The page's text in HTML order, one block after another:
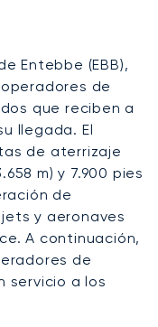
Entebbe (EBB),
de
que reciben a
llegada. El
de aterrizaje
m) y 7.900 pies
de
y aeronaves
A continuación,
de
servicio a los